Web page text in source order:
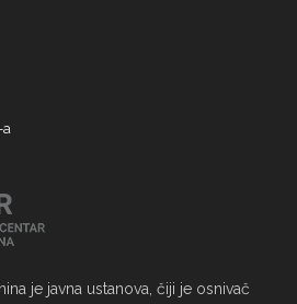
a
je javna ustanova, čiji je osnivač